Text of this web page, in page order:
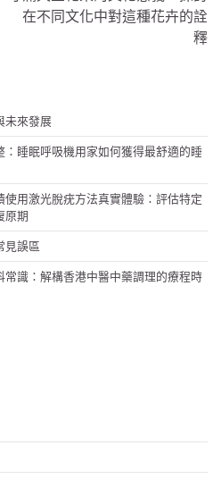
在不同文化中對這種花卉的詮
釋
未來發展
：睡眠呼吸機用家如何獲得最舒適的睡
使用激光脫疣方法真實體驗：評估特定
原期
見誤區
常識：解構香港中醫中藥調理的療程時